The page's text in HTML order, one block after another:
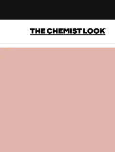
al contenido